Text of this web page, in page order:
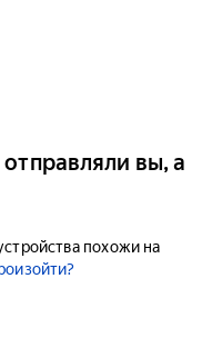
вы, а
похожи на